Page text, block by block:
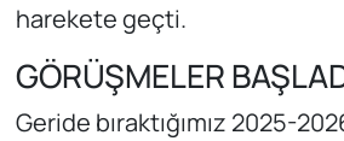
harekete geçti.
GÖRÜŞMELER
Geride bıraktığımız 2025-